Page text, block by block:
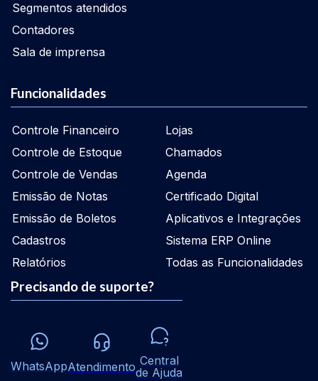
Segmentos atendidos
Contadores
Sala de imprensa
Funcionalidades
Controle Financeiro
Controle de Estoque
Controle de Vendas
Emissão de Notas
Emissão de Boletos
Cadastros
Relatórios
Lojas
Chamados
Agenda
Certificado Digital
Aplicativos e Integrações
Sistema ERP Online
Todas as Funcionalidades
Precisando de suporte?
WhatsAppAtendimento Central
de Ajuda